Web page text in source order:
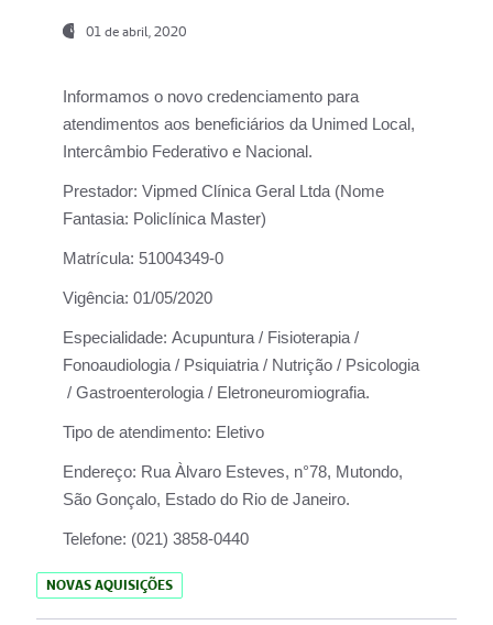
01 de abril, 2020
Informamos o novo credenciamento para
atendimentos aos beneficiários da Unimed Local,
Intercâmbio Federativo e Nacional.
Prestador: Vipmed Clínica Geral Ltda (Nome
Fantasia: Policlínica Master)
Matrícula: 51004349-0
Vigência: 01/05/2020
Especialidade: Acupuntura / Fisioterapia /
Fonoaudiologia / Psiquiatria / Nutrição / Psicologia
/ Gastroenterologia / Eletroneuromiografia.
Tipo de atendimento: Eletivo
Endereço: Rua Àlvaro Esteves, n°78, Mutondo,
São Gonçalo, Estado do Rio de Janeiro.
Telefone: (021) 3858-0440
NOVAS AQUISIÇÕES